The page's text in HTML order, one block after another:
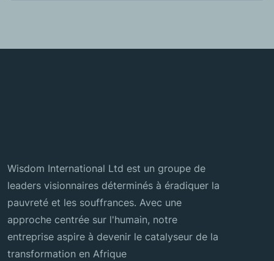
Wisdom International Ltd est un groupe de
leaders visionnaires déterminés à éradiquer la
pauvreté et les souffrances. Avec une
approche centrée sur l'humain, notre
entreprise aspire à devenir le catalyseur de la
transformation en Afrique